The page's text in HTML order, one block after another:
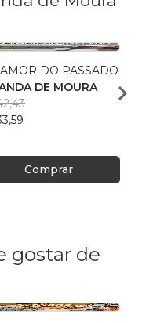
DO PASSADO
DE MOURA
Comprar
R$
gostar de